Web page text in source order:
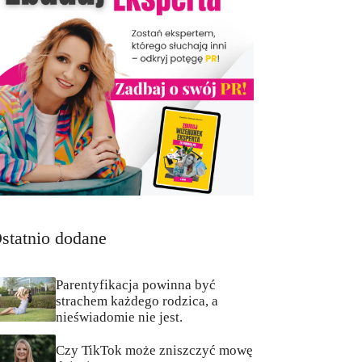
dodane
Parentyfikacja powinna być
strachem każdego rodzica, a
nieświadomie nie jest.
Czy TikTok może zniszczyć mowę